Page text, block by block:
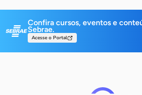
Confira cursos, eventos e
Sebrae.
Acesse o Portal